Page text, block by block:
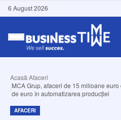
6 August 2026
Acasă/Afaceri
/MCA Grup, afaceri de 15 milioane
de euro în automatizarea producției
AFACERI